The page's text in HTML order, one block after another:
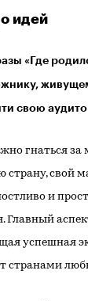
идей
«Где
свою
гнаться за
страну, свой
и
Главный
успешная
странами